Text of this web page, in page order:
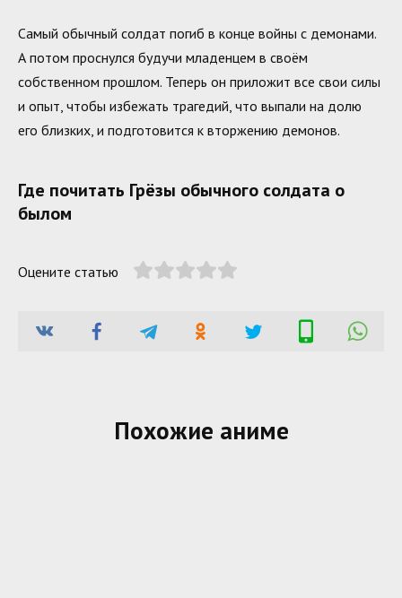
Самый обычный солдат погиб в конце войны с демонами.
А потом проснулся будучи младенцем в своём
собственном прошлом. Теперь он приложит все свои силы
и опыт, чтобы избежать трагедий, что выпали на долю
его близких, и подготовится к вторжению демонов.
Где почитать Грёзы обычного солдата о
былом
Оцените статью
Похожие аниме